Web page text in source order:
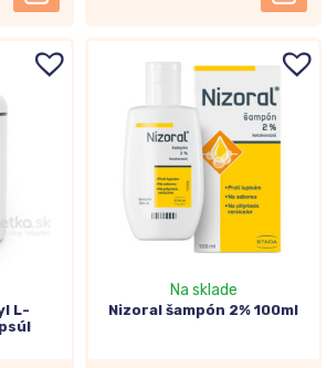
L-
Na sklade
Nizoral šampón 2% 100ml